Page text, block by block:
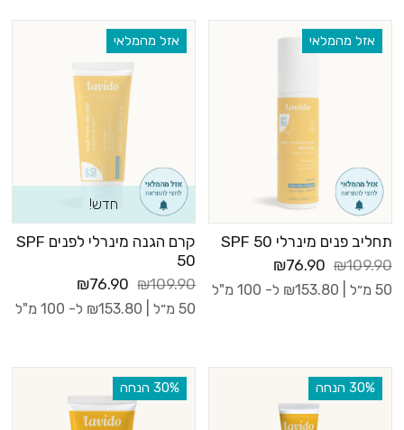
אזל מהמלאי
תחליב פנים מינרלי SPF 50
₪109.90
₪76.90
50 מ״ל | ₪153.80 ל- 100 מ"ל
אזל מהמלאי
חדש!
קרם הגנה מינרלי לפנים SPF
50
₪109.90
₪76.90
50 מ״ל | ₪153.80 ל- 100 מ"ל
‫30% הנחה ‫30% הנחה